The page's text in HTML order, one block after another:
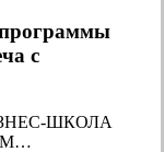
с
ШКОЛА